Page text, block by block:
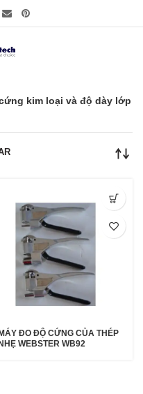
kim loại và độ dày lớp
MÁY ĐO ĐỘ CỨNG CỦA THÉP
NHẸ WEBSTER WB92